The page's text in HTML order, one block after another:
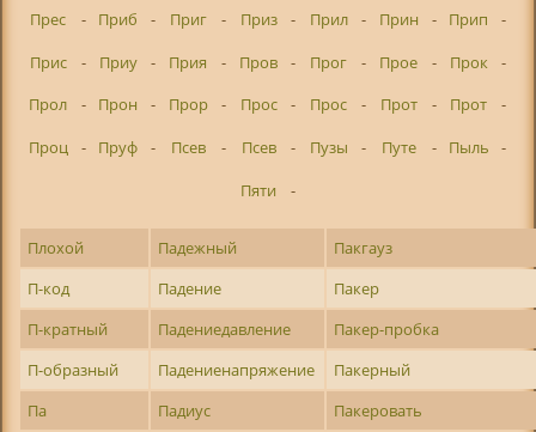
Прес
- Приб - Приг - Приз - Прил - Прин - Прип
-
Прис
- Приу - Прия - Пров - Прог - Прое - Прок
-
Прол
- Прон - Прор - Прос - Прос - Прот - Прот
-
Проц
- Пруф - Псев - Псев - Пузы - Путе - Пыль
-
Пяти
-
Плохой Падежный
Пакгауз
П-код
Падение
Пакер
П-кратный
Падениедавление
Пакер-пробка
П-образный
Падениенапряжение
Пакерный
Па
Падиус
Пакеровать